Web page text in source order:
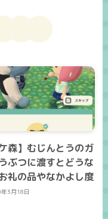
ケ森】むじんとうのガ
ぶつに渡すとどうな
礼の品やなかよし度
3月18日